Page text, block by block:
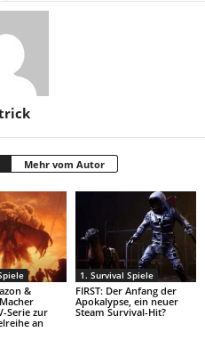
Mehr vom Autor
&
Serie zur
an
1. Survival Spiele
FIRST: Der Anfang der
Apokalypse, ein neuer
Steam Survival-Hit?